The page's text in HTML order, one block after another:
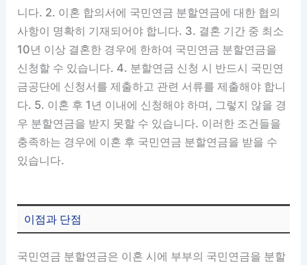
니다. 2. 이혼 합의서에 국민연금 분할연금에 대한 협의
사항이 명확히 기재되어야 합니다. 3. 결혼 기간 중 최소
10년 이상 결혼한 경우에 한하여 국민연금 분할연금을
신청할 수 있습니다. 4. 분할연금 신청 시 반드시 국민연
금공단에 신청서를 제출하고 관련 서류를 제출해야 합니
다. 5. 이혼 후 1년 이내에 신청해야 하며, 그렇지 않을 경
우 분할연금을 받지 못할 수 있습니다. 이러한 조건들을
충족하는 경우에 이혼 후 국민연금 분할연금을 받을 수
있습니다.
이점과 단점
국민연금 분할연금은 이혼 시에 부부의 국민연금을 분할